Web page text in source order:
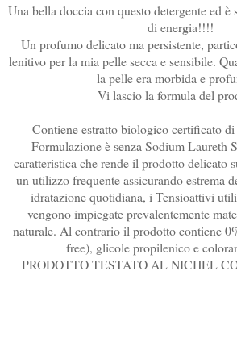
Una bella doccia con questo detergente ed è
di energia!!!!
Un profumo delicato ma persistente,
lenitivo per la mia pelle secca e sensibile.
la pelle era morbida e
Vi lascio la formula del
Contiene estratto biologico certificato
Formulazione è senza Sodium Laureth
caratteristica che rende il prodotto delicato
un utilizzo frequente assicurando estrema
idratazione quotidiana, i Tensioattivi
vengono impiegate prevalentemente
naturale. Al contrario il prodotto contiene
free), glicole propilenico e
PRODOTTO TESTATO AL NICHEL